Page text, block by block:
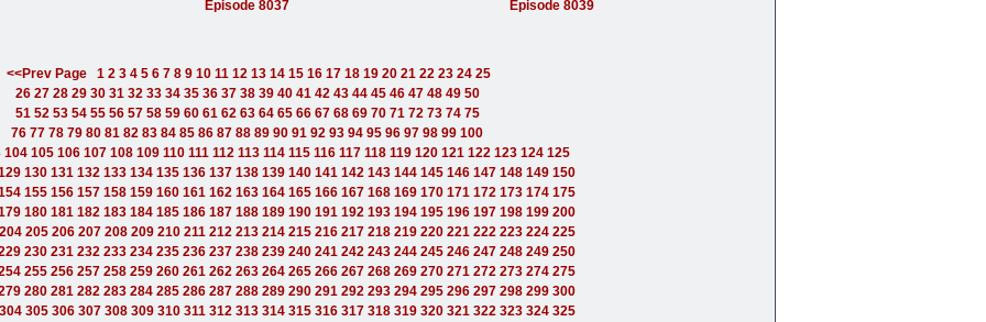
Episode 8037 Episode 8039
<<Prev Page 1 2 3 4 5 6 7 8 9 10 11 12 13 14 15 16 17 18 19 20 21 22 23 24 25
26 27 28 29 30 31 32 33 34 35 36 37 38 39 40 41 42 43 44 45 46 47 48 49 50
51 52 53 54 55 56 57 58 59 60 61 62 63 64 65 66 67 68 69 70 71 72 73 74 75
76 77 78 79 80 81 82 83 84 85 86 87 88 89 90 91 92 93 94 95 96 97 98 99 100
104 105 106 107 108 109 110 111 112 113 114 115 116 117 118 119 120 121 122 123 124 125
130 131 132 133 134 135 136 137 138 139 140 141 142 143 144 145 146 147 148 149 150
155 156 157 158 159 160 161 162 163 164 165 166 167 168 169 170 171 172 173 174 175
180 181 182 183 184 185 186 187 188 189 190 191 192 193 194 195 196 197 198 199 200
205 206 207 208 209 210 211 212 213 214 215 216 217 218 219 220 221 222 223 224 225
230 231 232 233 234 235 236 237 238 239 240 241 242 243 244 245 246 247 248 249 250
255 256 257 258 259 260 261 262 263 264 265 266 267 268 269 270 271 272 273 274 275
280 281 282 283 284 285 286 287 288 289 290 291 292 293 294 295 296 297 298 299 300
305 306 307 308 309 310 311 312 313 314 315 316 317 318 319 320 321 322 323 324 325